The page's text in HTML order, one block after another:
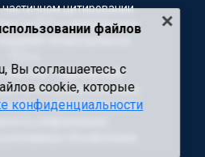
цитировании
на TLT.ru обязательна.
гиперссылка на
"Партнерский
на правах рекламы.
несет ответственности
информации,
объявлениях
файлов
Вы соглашаетесь с
cookie, которые
конфиденциальности